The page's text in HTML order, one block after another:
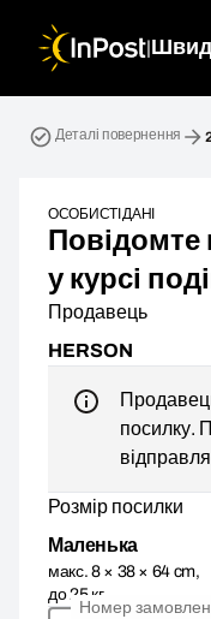
|
Деталі повернення
ОСОБИСТІ ДАНІ
Повідомте
у курсі
Продавець
HERSON
посилку.
Розмір посилки
Маленька
макс. 8 × 38 × 64 cm,
до 25 кг
Номер